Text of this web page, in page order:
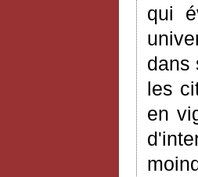
qui
dans
les
en